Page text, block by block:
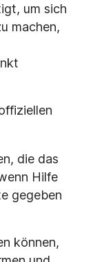
um sich
machen,
die das
Hilfe
gegeben
können,